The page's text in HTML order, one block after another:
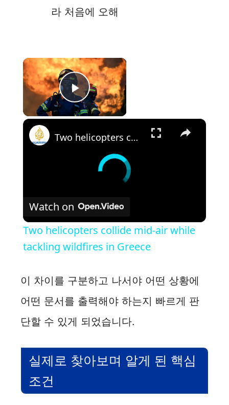
라 처음에 오해
×
Play Video
×
Two helicopters collide mid-air while tackling wildfires in Greece
Watch on
Two helicopters collide mid-air while
tackling wildfires in Greece
이 차이를 구분하고 나서야 어떤 상황에
어떤 문서를 출력해야 하는지 빠르게 판
단할 수 있게 되었습니다.
실제로 찾아보며 알게 된 핵심
조건